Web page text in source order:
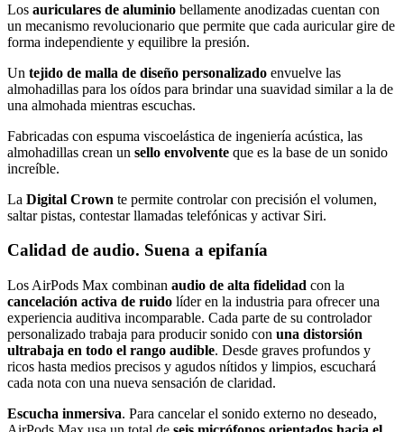
Los auriculares de aluminio bellamente anodizadas cuentan con
un mecanismo revolucionario que permite que cada auricular gire de
forma independiente y equilibre la presión.
Un tejido de malla de diseño personalizado envuelve las
almohadillas para los oídos para brindar una suavidad similar a la de
una almohada mientras escuchas.
Fabricadas con espuma viscoelástica de ingeniería acústica, las
almohadillas crean un sello envolvente que es la base de un sonido
increíble.
La Digital Crown te permite controlar con precisión el volumen,
saltar pistas, contestar llamadas telefónicas y activar Siri.
Calidad de audio. Suena a epifanía
Los AirPods Max combinan audio de alta fidelidad con la
cancelación activa de ruido líder en la industria para ofrecer una
experiencia auditiva incomparable. Cada parte de su controlador
personalizado trabaja para producir sonido con una distorsión
ultrabaja en todo el rango audible. Desde graves profundos y
ricos hasta medios precisos y agudos nítidos y limpios, escuchará
cada nota con una nueva sensación de claridad.
Escucha inmersiva. Para cancelar el sonido externo no deseado,